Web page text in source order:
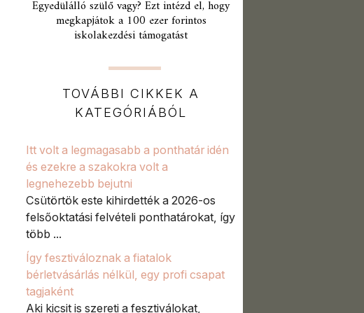
Egyedülálló szülő vagy? Ezt intézd el, hogy
megkapjátok a 100 ezer forintos
iskolakezdési támogatást
TOVÁBBI CIKKEK A
KATEGÓRIÁBÓL
Itt volt a legmagasabb a ponthatár idén
és ezekre a szakokra volt a
legnehezebb bejutni
Csütörtök este kihirdették a 2026-os
felsőoktatási felvételi ponthatárokat, így
több ...
Így fesztiváloznak a fiatalok
bérletvásárlás nélkül, egy profi csapat
tagjaként
Aki kicsit is szereti a fesztiválokat,